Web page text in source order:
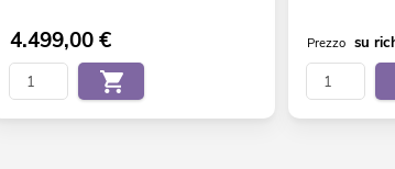
4.499,00€ Prezzo su